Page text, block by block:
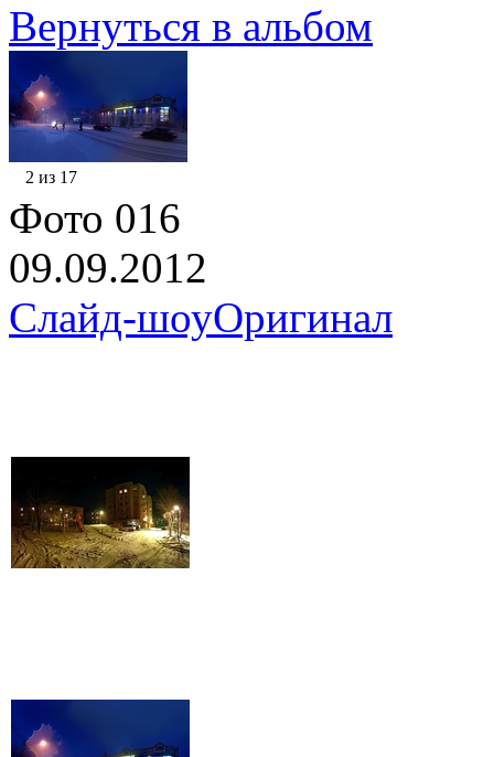
Вернуться в альбом
2 из 17
Фото 016
09.09.2012
Слайд-шоуОригинал